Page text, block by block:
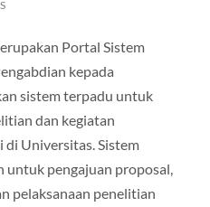
Portal Sistem
kepada
sistem terpadu untuk
dan kegiatan
di Universitas. Sistem
untuk pengajuan proposal,
pelaksanaan penelitian